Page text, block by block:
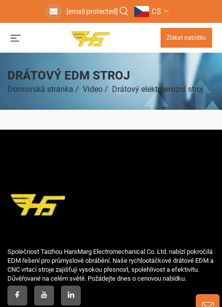
[email protected] CS
Získat nabídku
DRÁTOVÝ EDM STROJ
Domovská stránka / Video / Drátový elektroerozní stroj
Společnost Taizhou HarsMarg Electromechanical Co. Ltd. nabízí pokročilá
EDM řešení pro průmyslové obrábění. Naše rychlootáčkové drátové EDM a
CNC vrtací stroje zajišťují vysokou přesnost, spolehlivost a efektivitu.
Důvěřované na celém světě. Požádejte dnes o cenovou nabídku.